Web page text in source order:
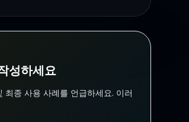
성하세요
종 사용 사례를 언급하세요. 이러